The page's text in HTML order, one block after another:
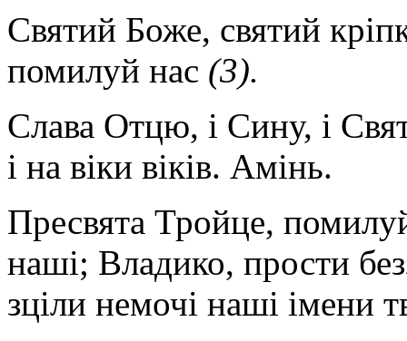
Святий Боже, святий
помилуй нас (3).
Слава Отцю, і Сину, і
і на віки віків. Амінь.
Пресвята Тройце,
наші; Владико, прости
зціли немочі наші імени